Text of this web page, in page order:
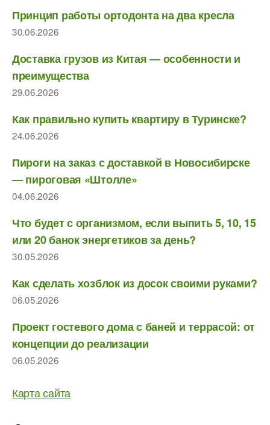
Принцип работы ортодонта на два кресла
30.06.2026
Доставка грузов из Китая — особенности и
преимущества
29.06.2026
Как правильно купить квартиру в Туринске?
24.06.2026
Пироги на заказ с доставкой в Новосибирске
— пироговая «Штолле»
04.06.2026
Что будет с организмом, если выпить 5, 10, 15
или 20 банок энергетиков за день?
30.05.2026
Как сделать хозблок из досок своими руками?
06.05.2026
Проект гостевого дома с баней и террасой: от
концепции до реализации
06.05.2026
Карта сайта